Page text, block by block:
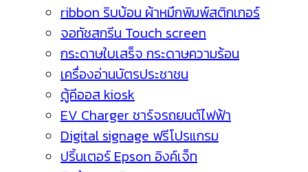
ribbon ริบบ้อน ผ้าหมึกพิมพ์สติกเกอร์
จอทัชสกรีน Touch screen
กระดาษใบเสร็จ กระดาษความร้อน
เครื่องอ่านบัตรประชาชน
ตู้คีออส kiosk
EV Charger ชาร์จรถยนต์ไฟฟ้า
Digital signage ฟรีโปรแกรม
ปริ้นเตอร์ Epson อิงค์เจ็ท